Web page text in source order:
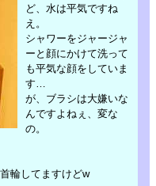
ど、水は平気ですね
え。
シャワーをジャージャ
ーと顔にかけて洗って
も平気な顔をしていま
す…
が、ブラシは大嫌いな
んですよねぇ、変な
の。
輪してますけどw